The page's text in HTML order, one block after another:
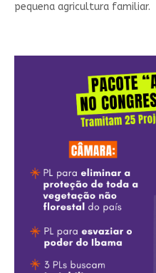
pequena agricultura familiar.